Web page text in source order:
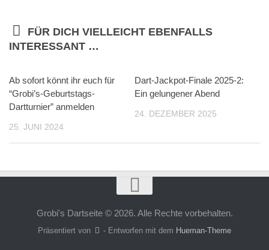
FÜR DICH VIELLEICHT EBENFALLS
INTERESSANT …
Ab sofort könnt ihr euch für
“Grobi’s-Geburtstags-
Dartturnier” anmelden
25. JUNI 2024
Dart-Jackpot-Finale 2025-2:
Ein gelungener Abend
24. DEZEMBER 2025
Grobi's Dartseite © 2026. Alle Rechte vorbehalten.
Präsentiert von - Entworfen mit dem Hueman-Theme